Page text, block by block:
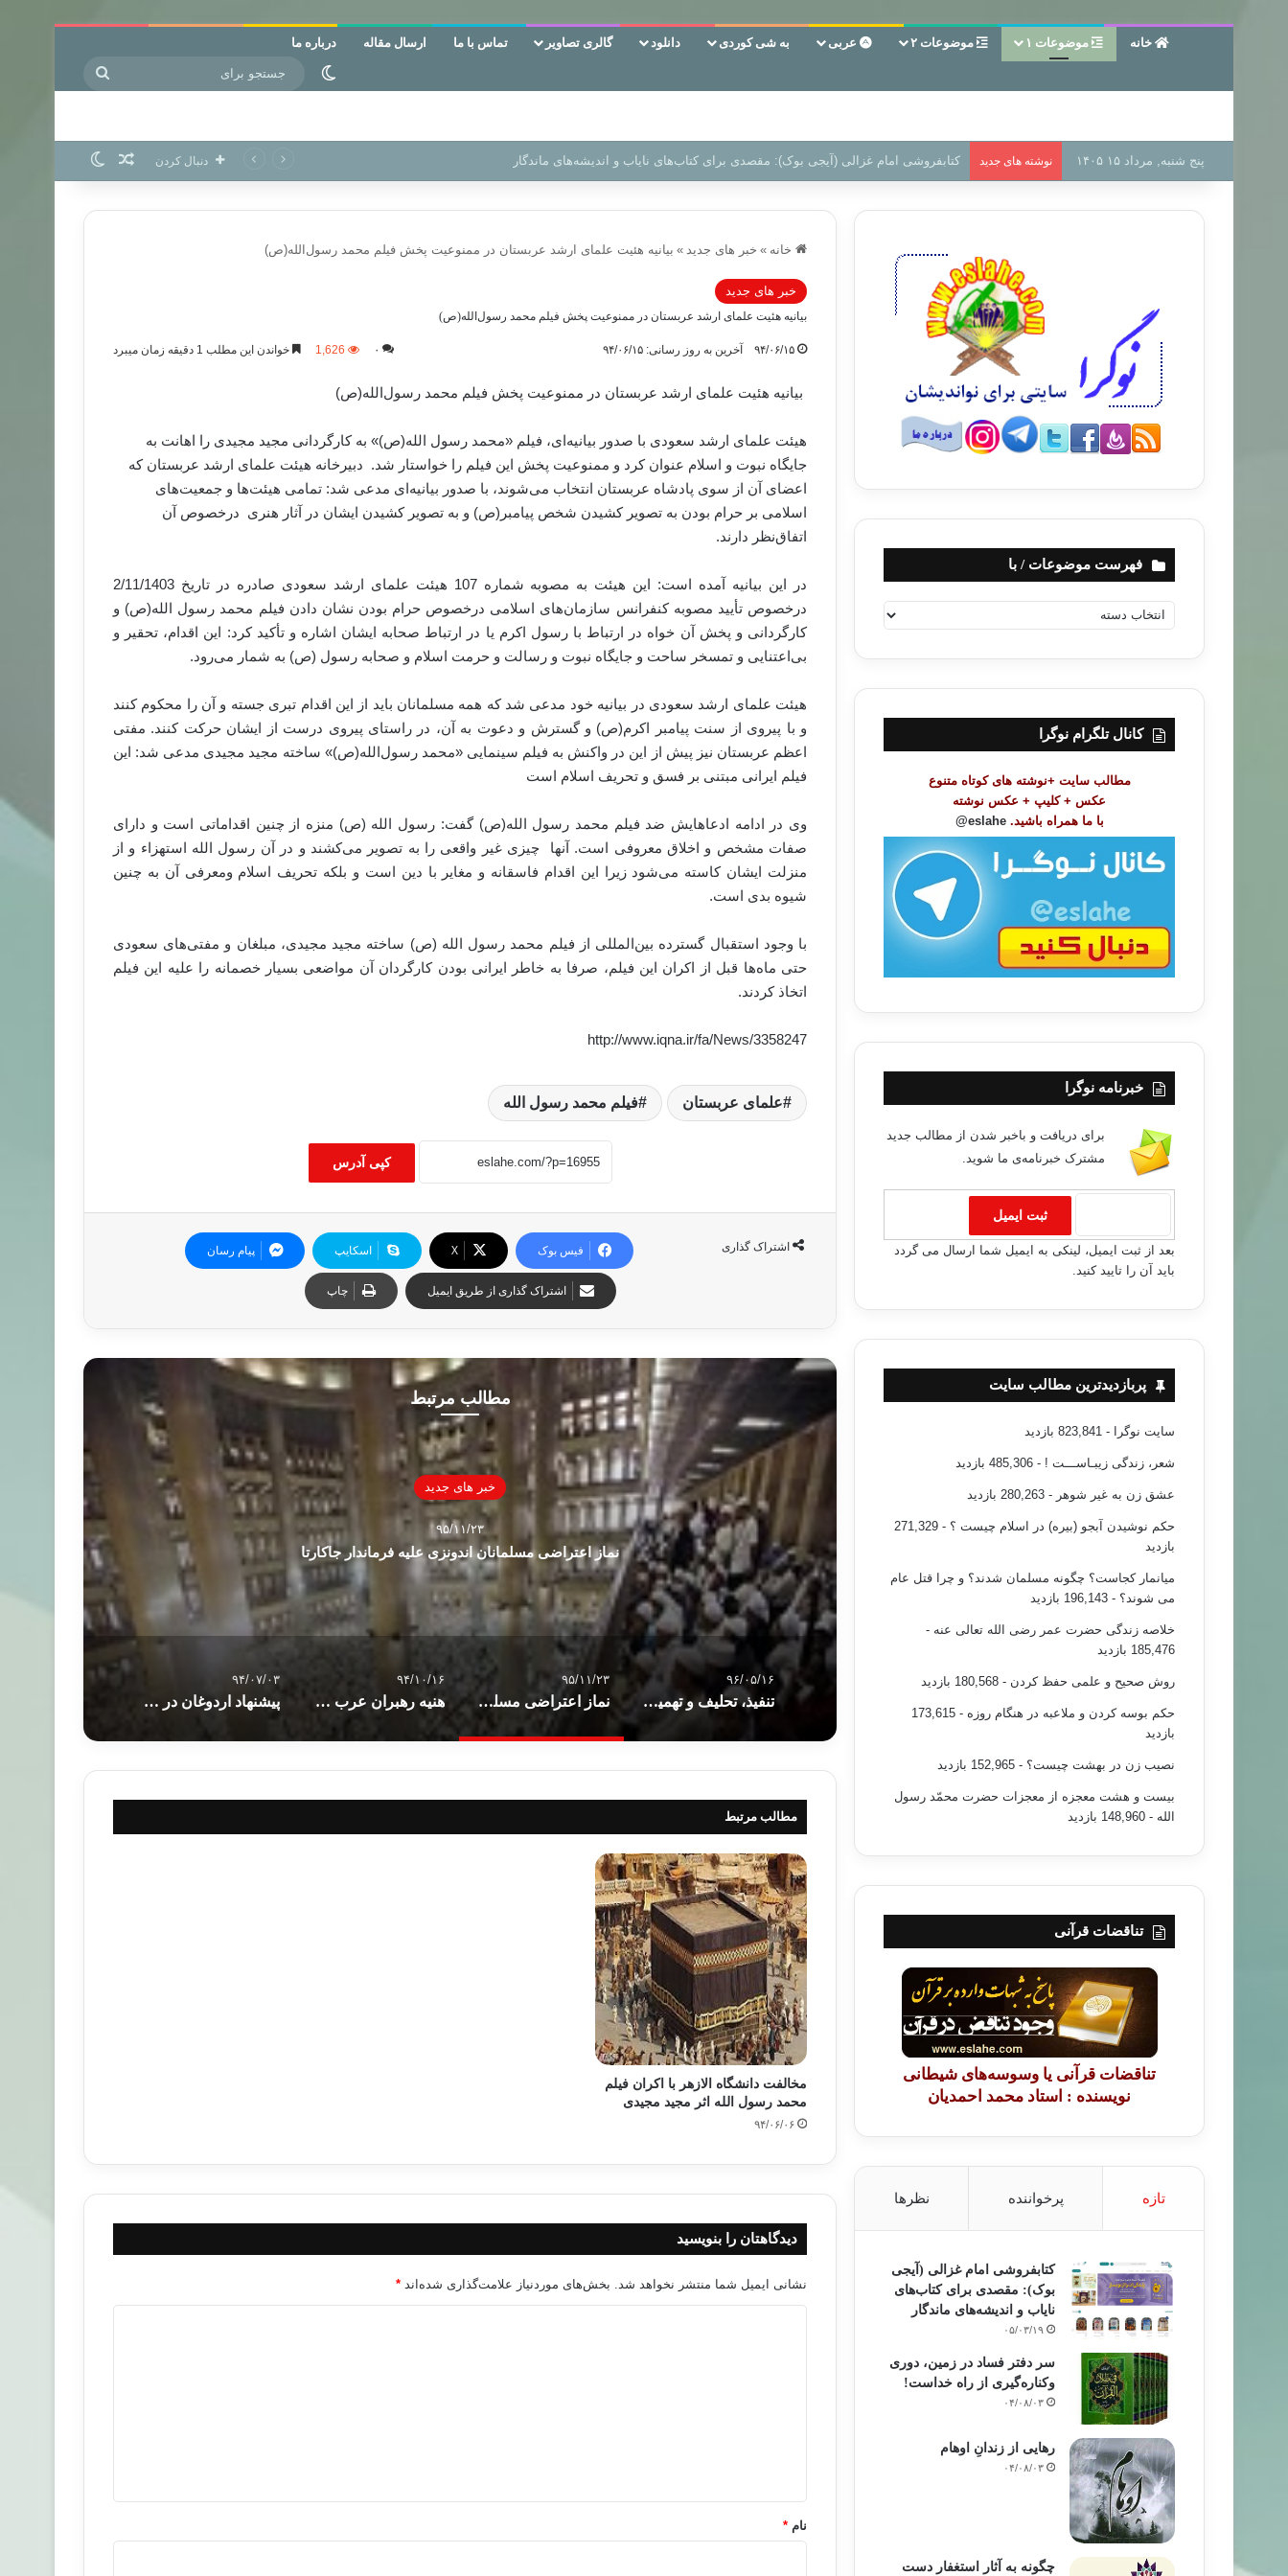
خانه موضوعات ۱ موضوعات ۲ عربی به شی کوردی دانلود گالری تصاویر تماس با ما ارسال مقاله درباره ما
تغییر پوسته
پنج شنبه, مرداد ۱۵ ۱۴۰۵ نوشته های جدید سر دفتر فساد در زمین‌، دوری وکناره‌گیری از راه خداست‌! دنبال کردن نوشته تصادفی
خانه » خبر های جدید » بیانیه هئیت علمای ارشد عربستان در ممنوعیت پخش فیلم محمد رسول‌الله(ص)
خبر های جدید
بیانیه هئیت علمای ارشد عربستان در ممنوعیت پخش فیلم محمد رسول‌الله(ص)
۹۴/۰۶/۱۵ آخرین به روز رسانی: ۹۴/۰۶/۱۵ ۰ 1,626 خواندن این مطلب 1 دقیقه زمان میبرد
بیانیه هئیت علمای ارشد عربستان در ممنوعیت پخش فیلم محمد رسول‌الله(ص)
هیئت علمای ارشد سعودی با صدور بیانیه‌ای، فیلم «محمد رسول الله(ص)» به کارگردانی مجید مجیدی را اهانت به
جایگاه نبوت و اسلام عنوان کرد و ممنوعیت پخش این فیلم را خواستار شد. دبیرخانه هیئت علمای ارشد عربستان که
اعضای آن از سوی پادشاه عربستان انتخاب می‌شوند، با صدور بیانیه‌ای مدعی شد: تمامی هیئت‌ها و جمعیت‌های
اسلامی بر حرام بودن به تصویر کشیدن شخص پیامبر(ص) و به تصویر کشیدن ایشان در آثار هنری درخصوص آن
اتفاق‌نظر دارند.
در این بیانیه آمده است: این هیئت به مصوبه شماره 107 هیئت علمای ارشد سعودی صادره در تاریخ 2/11/1403
درخصوص تأیید مصوبه کنفرانس سازمان‌های اسلامی درخصوص حرام بودن نشان دادن فیلم محمد رسول الله(ص) و
کارگردانی و پخش آن خواه در ارتباط با رسول اکرم یا در ارتباط صحابه ایشان اشاره و تأکید کرد: این اقدام، تحقیر و
بی‌اعتنایی و تمسخر ساحت و جایگاه نبوت و رسالت و حرمت اسلام و صحابه رسول (ص) به شمار می‌رود.
هیئت علمای ارشد سعودی در بیانیه خود مدعی شد که همه مسلمانان باید از این اقدام تبری جسته و آن را محکوم کنند
و با پیروی از سنت پیامبر اکرم(ص) و گسترش و دعوت به آن، در راستای پیروی درست از ایشان حرکت کنند. مفتی
اعظم عربستان نیز پیش از این در واکنش به فیلم سینمایی «محمد رسول‌الله(ص)» ساخته مجید مجیدی مدعی شد: این
فیلم ایرانی مبتنی بر فسق و تحریف اسلام است
وی در ادامه ادعاهایش ضد فیلم محمد رسول الله(ص) گفت: رسول الله (ص) منزه از چنین اقداماتی است و دارای
صفات مشخص و اخلاق معروفی است. آنها چیزی غیر واقعی را به تصویر می‌کشند و در آن رسول‌ الله استهزاء و از
منزلت ایشان کاسته می‌شود زیرا این اقدام فاسقانه و مغایر با دین است و بلکه تحریف اسلام ومعرفی آن به چنین
شیوه بدی است.
با وجود استقبال گسترده بین‌المللی از فیلم محمد رسول الله (ص) ساخته مجید مجیدی، مبلغان و مفتی‌های سعودی
حتی ماه‌ها قبل از اکران این فیلم، صرفا به خاطر ایرانی بودن کارگردان آن مواضعی بسیار خصمانه را علیه این فیلم
اتخاذ کردند.
http://www.iqna.ir/fa/News/3358247
علمای عربستان فیلم محمد رسول الله
کپی آدرس
اشتراک گذاری فیس بوک X اسکایپ پیام رسان
اشتراک گذاری از طریق ایمیل چاپ
مطالب مرتبط
تنفیذ، تحلیف و تهمیش!
خبر های جدید
۹۵/۱۱/۲۳
نماز اعتراضی مسلمانان اندونزی علیه فرماندار جاکارتا
۹۶/۰۵/۱۶
تنفیذ، تحلیف و تهمیش!
۹۵/۱۱/۲۳
نماز اعتراضی مسلمانان اندونزی علیه فرماندار جاکارتا
۹۴/۱۰/۱۶
هنیه رهبران عرب را به حمایت از انتفاضه فراخواند
۹۴/۰۷/۰۳
پیشنهاد اردوغان در خصوص حل مسئله سوریه
مطالب مرتبط
مخالفت دانشگاه الازهر با اکران فیلم
محمد رسول الله اثر مجید مجیدی
۹۴/۰۶/۰۶
دیدگاهتان را بنویسید
نشانی ایمیل شما منتشر نخواهد شد. بخش‌های موردنیاز علامت‌گذاری شده‌اند *
نام *
فهرست موضوعات / با
ه
ت
ض
کانال تلگرام نوگرا
مطالب سایت +نوشته های کوتاه متنوع
عکس + کلیپ + عکس نوشته
با ما همراه باشید. eslahe@
خبرنامه نوگرا
برای دریافت و باخبر شدن از مطالب جدید
مشترک خبرنامه‌ی ما شوید.
بعد از ثبت ایمیل، لینکی به ایمیل شما ارسال می گردد
باید آن را تایید کنید.
پربازدیدترین مطالب سایت
سایت نوگرا - 823,841 بازدید
شعر، زندگی زیبـاســـت ! - 485,306 بازدید
عشق زن به غیر شوهر - 280,263 بازدید
حکم نوشیدن آبجو (بیره) در اسلام چیست ؟
- 271,329
بازدید
میانمار کجاست؟ چگونه مسلمان شدند؟ و چرا قتل عام
می شوند؟ - 196,143 بازدید
خلاصه زندگی حضرت عمر رضی الله تعالی عنه -
185,476 بازدید
روش صحیح و علمی حفظ کردن - 180,568 بازدید
حکم بوسه کردن و ملاعبه در هنگام روزه
- 173,615
بازدید
نصیب زن در بهشت چیست؟ - 152,965 بازدید
بیست و هشت معجزه از معجزات حضرت محمّد رسول
الله - 148,960 بازدید
تناقضات قرآنی
تناقضات قرآنی یا وسوسه‌های شیطانی
نویسنده : استاد محمد احمدیان
تازه پرخواننده نظرها
کتابفروشی امام غزالی (آیجی
بوک): مقصدی برای کتاب‌های
نایاب و اندیشه‌های ماندگار
۰۵/۰۳/۱۹
سر دفتر فساد در زمین‌، دوری
وکناره‌گیری از راه خداست‌!
۰۴/۰۸/۰۳
رهایی از زندانِ اوهام
۰۴/۰۸/۰۳
چگونه به آثار استغفار دست